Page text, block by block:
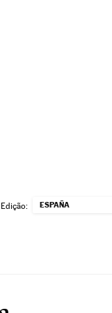
Edição: ESPAÑA